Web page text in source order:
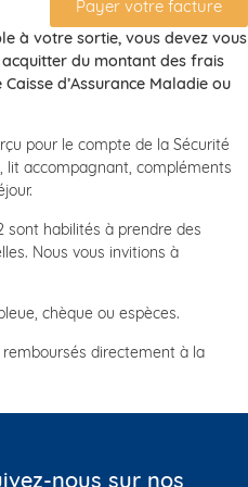
Payer votre facture
à votre sortie, vous devez vous
du montant des frais
d’Assurance Maladie ou
pour le compte de la Sécurité
lit accompagnant, compléments
sont habilités à prendre des
Nous vous invitions à
chèque ou espèces.
remboursés directement à la
nous sur nos